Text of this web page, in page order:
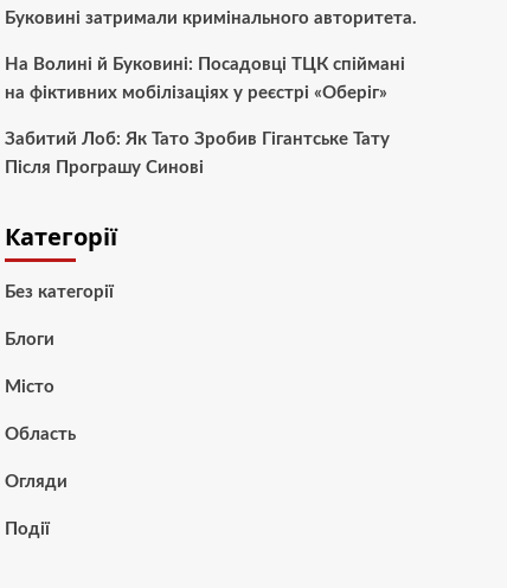
Буковині затримали кримінального авторитета.
На Волині й Буковині: Посадовці ТЦК спіймані
на фіктивних мобілізаціях у реєстрі «Оберіг»
Забитий Лоб: Як Тато Зробив Гігантське Тату
Після Програшу Синові
Категорії
Без категорії
Блоги
Місто
Область
Огляди
Події